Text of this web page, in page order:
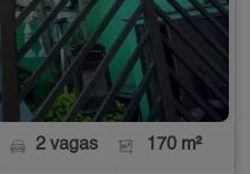
2 vagas 170 m²